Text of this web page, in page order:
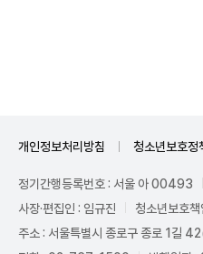
개인정보처리방침 청소년보호정
정기간행등록번호 : 서울 아 00493
사장·편집인 : 임규진
청소년보호
주소 : 서울특별시 종로구 종로 1길